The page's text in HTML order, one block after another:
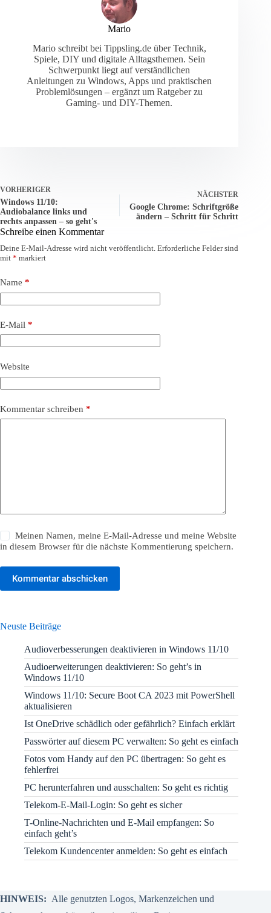
Mario
Mario schreibt bei Tippsling.de über Technik,
Spiele, DIY und digitale Alltagsthemen. Sein
Schwerpunkt liegt auf verständlichen
Anleitungen zu Windows, Apps und praktischen
Problemlösungen – ergänzt um Ratgeber zu
Gaming- und DIY-Themen.
VORHERIGER
Windows 11/10:
Audiobalance links und
rechts anpassen – so geht's
NÄCHSTER
Google Chrome: Schriftgröße
ändern – Schritt für Schritt
Schreibe einen Kommentar
Deine E-Mail-Adresse wird nicht veröffentlicht. Erforderliche Felder sind
mit * markiert
Name *
E-Mail *
Website
Kommentar schreiben *
Meinen Namen, meine E-Mail-Adresse und meine Website
in diesem Browser für die nächste Kommentierung speichern.
Kommentar abschicken
Neuste Beiträge
Audioverbesserungen deaktivieren in Windows 11/10
Audioerweiterungen deaktivieren: So geht’s in
Windows 11/10
Windows 11/10: Secure Boot CA 2023 mit PowerShell
aktualisieren
Ist OneDrive schädlich oder gefährlich? Einfach erklärt
Passwörter auf diesem PC verwalten: So geht es einfach
Fotos vom Handy auf den PC übertragen: So geht es
fehlerfrei
PC herunterfahren und ausschalten: So geht es richtig
Telekom-E-Mail-Login: So geht es sicher
T-Online-Nachrichten und E-Mail empfangen: So
einfach geht’s
Telekom Kundencenter anmelden: So geht es einfach
HINWEIS: Alle genutzten Logos, Markenzeichen und